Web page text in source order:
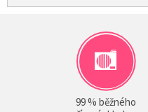
99 % běžného